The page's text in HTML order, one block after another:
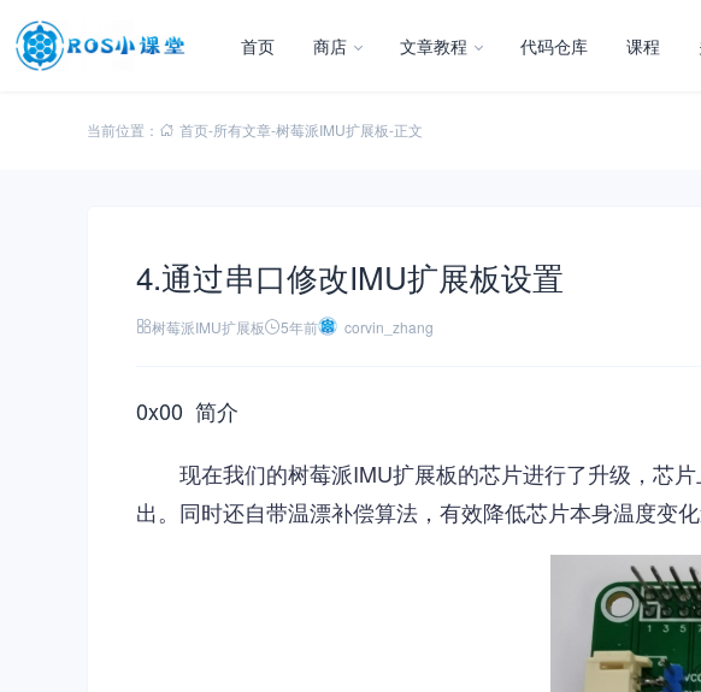
首页 商店 文章教程 代码仓库 课程
当前位置： 首页-所有文章-树莓派IMU扩展板-正文
4.通过串口修改IMU扩展板设置
树莓派IMU扩展板 5年前 corvin_zhang
0x00 简介
现在我们的树莓派IMU扩展板的芯片进行了升级，芯
出。同时还自带温漂补偿算法，有效降低芯片本身温度变